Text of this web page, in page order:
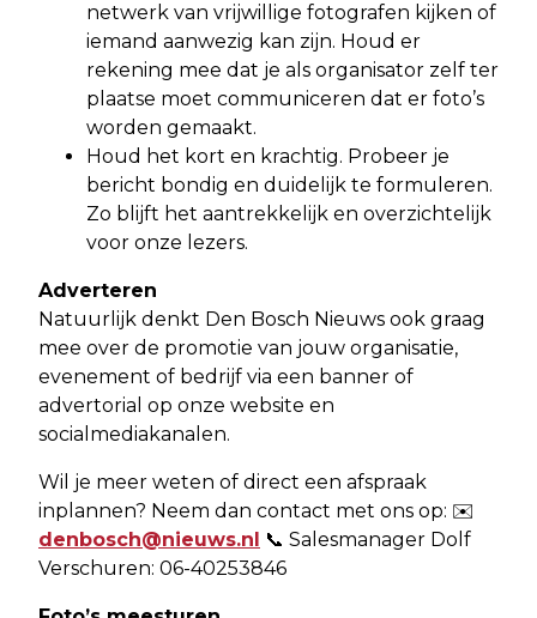
netwerk van vrijwillige fotografen kijken of
iemand aanwezig kan zijn. Houd er
rekening mee dat je als organisator zelf ter
plaatse moet communiceren dat er foto’s
worden gemaakt.
Houd het kort en krachtig. Probeer je
bericht bondig en duidelijk te formuleren.
Zo blijft het aantrekkelijk en overzichtelijk
voor onze lezers.
Adverteren
Natuurlijk denkt Den Bosch Nieuws ook graag
mee over de promotie van jouw organisatie,
evenement of bedrijf via een banner of
advertorial op onze website en
socialmediakanalen.
Wil je meer weten of direct een afspraak
inplannen? Neem dan contact met ons op: ✉️
denbosch@nieuws.nl
📞 Salesmanager Dolf
Verschuren: 06-40253846